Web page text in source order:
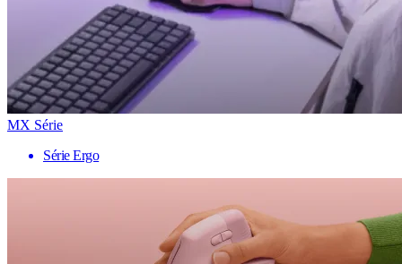
MX Série
Série Ergo